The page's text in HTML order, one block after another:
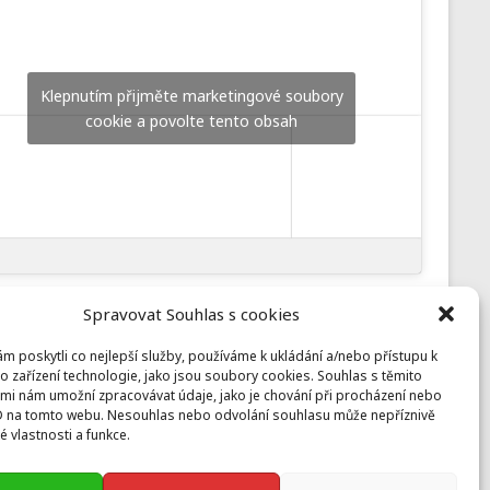
Spravovat Souhlas s cookies
poskytli co nejlepší služby, používáme k ukládání a/nebo přístupu k
zařízení technologie, jako jsou soubory cookies. Souhlas s těmito
nám umožní zpracovávat údaje, jako je chování při procházení nebo
na tomto webu. Nesouhlas nebo odvolání souhlasu může nepříznivě
vlastnosti a funkce.
Klepnutím přijměte marketingové soubory
cookie a povolte tento obsah
Prusiny
Nebílovy 36, Nebílovy 332 04
prusiny@koinonia.cz